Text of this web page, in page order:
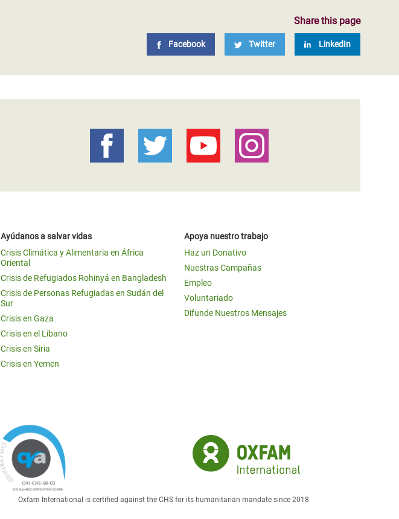
Share this page
Facebook Twitter LinkedIn
Ayúdanos a salvar vidas
Crisis Climática y Alimentaria en África
Oriental
Crisis de Refugiados Rohinyá en Bangladesh
Crisis de Personas Refugiadas en Sudán del
Sur
Crisis en Gaza
Crisis en el Líbano
Crisis en Siria
Crisis en Yemen
Apoya nuestro trabajo
Haz un Donativo
Nuestras Campañas
Empleo
Voluntariado
Difunde Nuestros Mensajes
Oxfam International is certified against the CHS for its humanitarian mandate since 2018